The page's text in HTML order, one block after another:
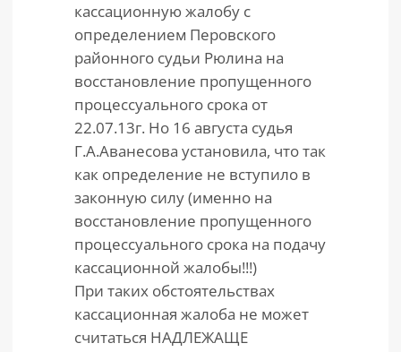
кассационную жалобу с
определением Перовского
районного судьи Рюлина на
восстановление пропущенного
процессуального срока от
22.07.13г. Но 16 августа судья
Г.А.Аванесова установила, что так
как определение не вступило в
законную силу (именно на
восстановление пропущенного
процессуального срока на подачу
кассационной жалобы!!!)
При таких обстоятельствах
кассационная жалоба не может
считаться НАДЛЕЖАЩЕ